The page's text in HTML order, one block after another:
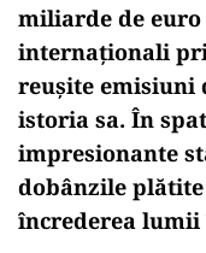
miliarde de
internaționali
reușite emisiuni
istoria sa. În
impresionante
dobânzile
încrederea lumii